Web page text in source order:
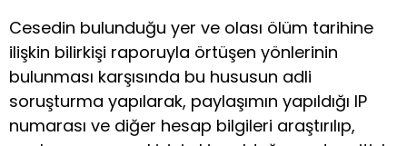
Cesedin bulunduğu yer ve olası ölüm tarihine
ilişkin bilirkişi raporuyla örtüşen yönlerinin
bulunması karşısında bu hususun adli
soruşturma yapılarak, paylaşımın yapıldığı IP
numarası ve diğer hesap bilgileri araştırılıp,